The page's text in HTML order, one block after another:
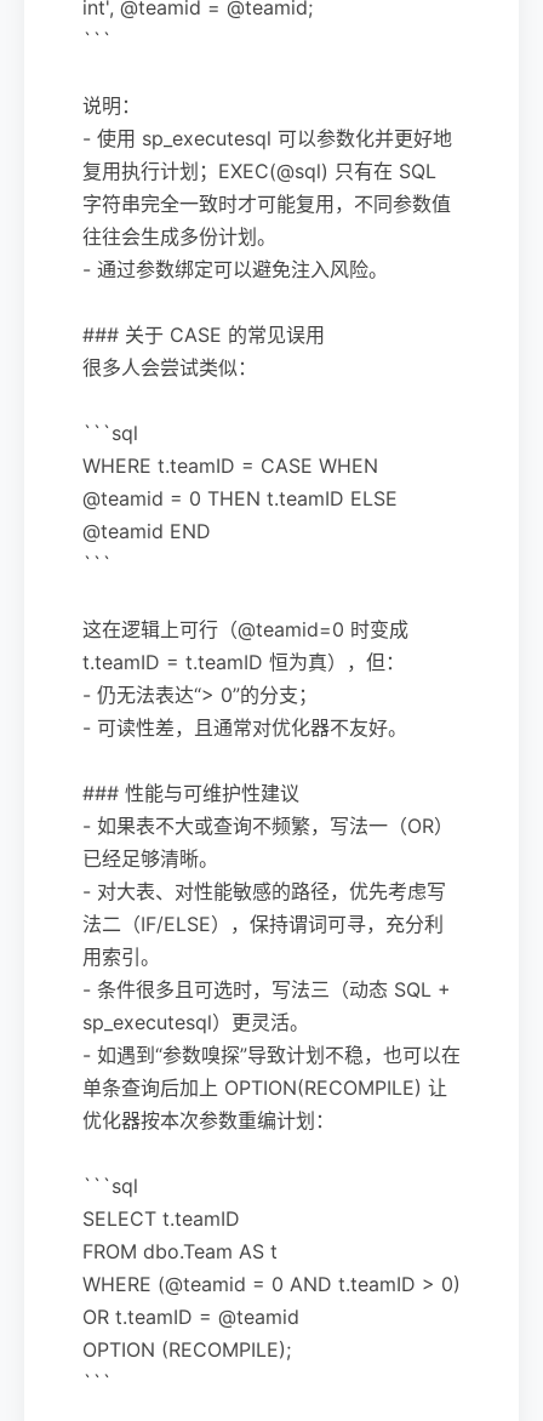
int', @teamid = @teamid;
```
说明：
- 使用 sp_executesql 可以参数化并更好地
复用执行计划；EXEC(@sql) 只有在 SQL
字符串完全一致时才可能复用，不同参数值
往往会生成多份计划。
- 通过参数绑定可以避免注入风险。
### 关于 CASE 的常见误用
很多人会尝试类似：
```sql
WHERE t.teamID = CASE WHEN
@teamid = 0 THEN t.teamID ELSE
@teamid END
```
这在逻辑上可行（@teamid=0 时变成
t.teamID = t.teamID 恒为真），但：
- 仍无法表达“> 0”的分支；
- 可读性差，且通常对优化器不友好。
### 性能与可维护性建议
- 如果表不大或查询不频繁，写法一（OR）
已经足够清晰。
- 对大表、对性能敏感的路径，优先考虑写
法二（IF/ELSE），保持谓词可寻，充分利
用索引。
- 条件很多且可选时，写法三（动态 SQL +
sp_executesql）更灵活。
- 如遇到“参数嗅探”导致计划不稳，也可以在
单条查询后加上 OPTION(RECOMPILE) 让
优化器按本次参数重编计划：
```sql
SELECT t.teamID
FROM dbo.Team AS t
WHERE (@teamid = 0 AND t.teamID > 0)
OR t.teamID = @teamid
OPTION (RECOMPILE);
```